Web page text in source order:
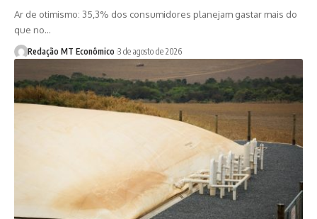
Ar de otimismo: 35,3% dos consumidores planejam gastar mais do
que no…
Redação MT Econômico 3 de agosto de 2026